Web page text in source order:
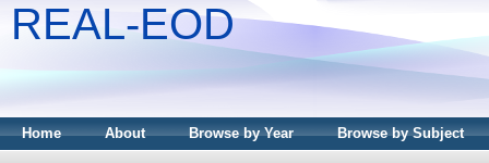
REAL-EOD
Home About Browse by Year Browse by Subject